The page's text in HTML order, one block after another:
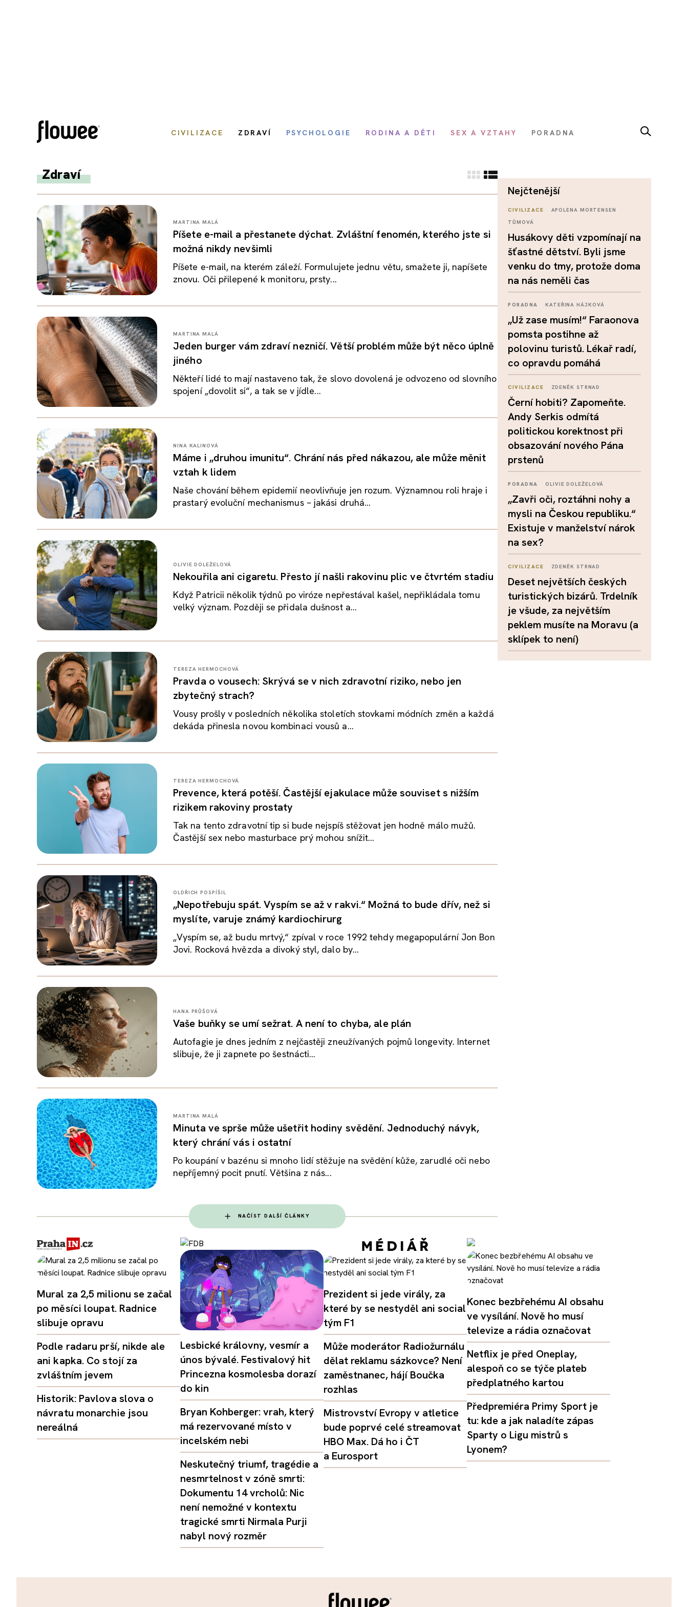
CIVILIZACE ZDRAVÍ PSYCHOLOGIE RODINA A DĚTI SEX A VZTAHY PORADNA
Zdraví
MARTINA MALÁ
Píšete e-mail a přestanete dýchat. Zvláštní fenomén, kterého jste si
možná nikdy nevšimli
Píšete e-mail, na kterém záleží. Formulujete jednu větu, smažete ji, napíšete
znovu. Oči přilepené k monitoru, prsty...
MARTINA MALÁ
Jeden burger vám zdraví nezničí. Větší problém může být něco úplně
jiného
Někteří lidé to mají nastaveno tak, že slovo dovolená je odvozeno od slovního
spojení „dovolit si“, a tak se v jídle...
NINA KALINOVÁ
Máme i „druhou imunitu“. Chrání nás před nákazou, ale může měnit
vztah k lidem
Naše chování během epidemií neovlivňuje jen rozum. Významnou roli hraje i
prastarý evoluční mechanismus – jakási druhá...
OLIVIE DOLEŽELOVÁ
Nekouřila ani cigaretu. Přesto jí našli rakovinu plic ve čtvrtém stadiu
Když Patricii několik týdnů po viróze nepřestával kašel, nepřikládala tomu
velký význam. Později se přidala dušnost a...
TEREZA HERMOCHOVÁ
Pravda o vousech: Skrývá se v nich zdravotní riziko, nebo jen
zbytečný strach?
Vousy prošly v posledních několika stoletích stovkami módních změn a každá
dekáda přinesla novou kombinaci vousů a...
TEREZA HERMOCHOVÁ
Prevence, která potěší. Častější ejakulace může souviset s nižším
rizikem rakoviny prostaty
Tak na tento zdravotní tip si bude nejspíš stěžovat jen hodně málo mužů.
Častější sex nebo masturbace prý mohou snížit...
OLDŘICH POSPÍŠIL
„Nepotřebuju spát. Vyspím se až v rakvi.“ Možná to bude dřív, než si
myslíte, varuje známý kardiochirurg
„Vyspím se, až budu mrtvý,“ zpíval v roce 1992 tehdy megapopulární Jon Bon
Jovi. Rocková hvězda a divoký styl, dalo by...
HANA PRŮŠOVÁ
Vaše buňky se umí sežrat. A není to chyba, ale plán
Autofagie je dnes jedním z nejčastěji zneužívaných pojmů longevity. Internet
slibuje, že ji zapnete po šestnácti...
MARTINA MALÁ
Minuta ve sprše může ušetřit hodiny svědění. Jednoduchý návyk,
který chrání vás i ostatní
Po koupání v bazénu si mnoho lidí stěžuje na svědění kůže, zarudlé oči nebo
nepříjemný pocit pnutí. Většina z nás...
NAČÍST DALŠÍ ČLÁNKY
nejčtenější
CIVILIZACE
APOLENA MORTENSEN
TŮMOVÁ
Husákovy děti vzpomínají na
šťastné dětství. Byli jsme
venku do tmy, protože doma
na nás neměli čas
PORADNA KATEŘINA HÁJKOVÁ
„Už zase musím!“ Faraonova
pomsta postihne až
polovinu turistů. Lékař radí,
co opravdu pomáhá
CIVILIZACE ZDENĚK STRNAD
Černí hobiti? Zapomeňte.
Andy Serkis odmítá
politickou korektnost při
obsazování nového Pána
prstenů
PORADNA OLIVIE DOLEŽELOVÁ
„Zavři oči, roztáhni nohy a
mysli na Českou republiku.“
Existuje v manželství nárok
na sex?
CIVILIZACE ZDENĚK STRNAD
Deset největších českých
turistických bizárů. Trdelník
je všude, za největším
peklem musíte na Moravu (a
sklípek to není)
Mural za 2,5 milionu se začal
po měsíci loupat. Radnice
slibuje opravu
Podle radaru prší, nikde ale
ani kapka. Co stojí za
zvláštním jevem
Historik: Pavlova slova o
návratu monarchie jsou
nereálná
Lesbické královny, vesmír a
únos bývalé. Festivalový hit
Princezna kosmolesba dorazí
do kin
Bryan Kohberger: vrah, který
má rezervované místo v
incelském nebi
Neskutečný triumf, tragédie a
nesmrtelnost v zóně smrti:
Dokumentu 14 vrcholů: Nic
není nemožné v kontextu
tragické smrti Nirmala Purji
nabyl nový rozměr
Prezident si jede virály, za
které by se nestyděl ani social
tým F1
Může moderátor Radiožurnálu
dělat reklamu sázkovce? Není
zaměstnanec, hájí Boučka
rozhlas
Mistrovství Evropy v atletice
bude poprvé celé streamovat
HBO Max. Dá ho i ČT
a Eurosport
Konec bezbřehému AI obsahu
ve vysílání. Nově ho musí
televize a rádia označovat
Netflix je před Oneplay,
alespoň co se týče plateb
předplatného kartou
Předpremiéra Primy Sport je
tu: kde a jak naladíte zápas
Sparty o Ligu mistrů s
Lyonem?